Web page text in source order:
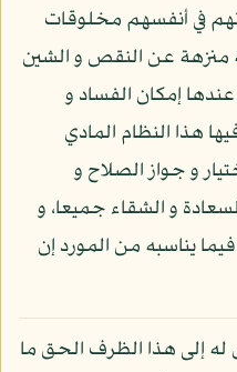
في أنفسهم مخلوقات
منزهة عن النقص و الشين
إمكان الفساد و
هذا النظام المادي
و جواز الصلاح و
و الشقاء جميعا، و
يناسبه من المورد إن
له إلى هذا الظرف الحق ما